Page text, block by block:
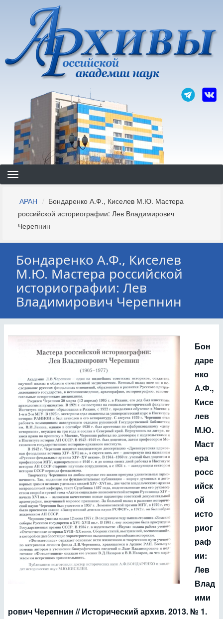
основному
содержанию
Строка
навигации
АРАН
Бондаренко А.Ф., Киселев М.Ю. Мастера
российской историографии: Лев Владимирович
Черепнин
Бондаренко А.Ф., Киселев
М.Ю. Мастера российской
историографии: Лев
Владимирович Черепнин
Бон
даре
нко
А.Ф.,
Кисе
лев
М.Ю.
Маст
ера
росс
ийск
ой
исто
риог
раф
ии:
Лев
Влад
ими
рович Черепнин // Исторический архив. 2013. № 1.